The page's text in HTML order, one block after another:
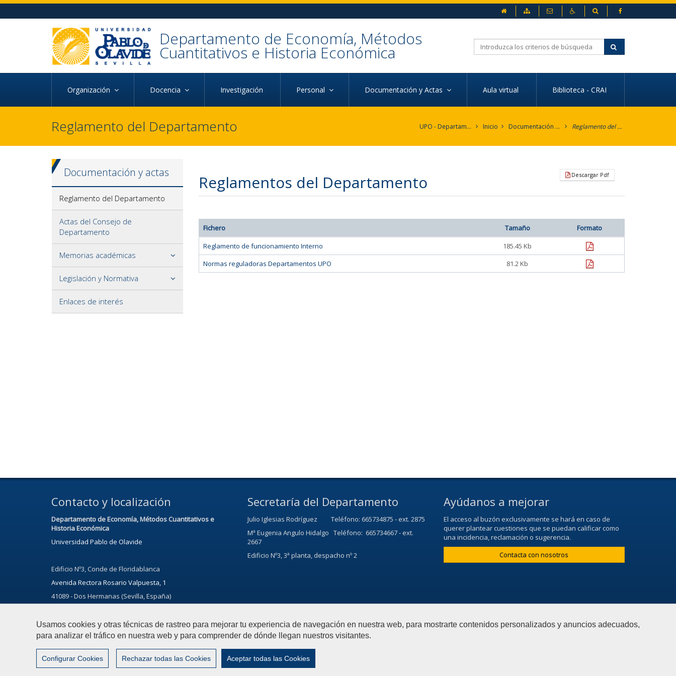
Usamos cookies y otras técnicas de rastreo para mejorar tu experiencia de navegación en nuestra web, para mostrarte contenidos personalizados y anuncios adecuados,
para analizar el tráfico en nuestra web y para comprender de dónde llegan nuestros visitantes.
Configurar Cookies Rechazar todas las Cookies Aceptar todas las Cookies
Ir al contenido principal de la página (alt + s)
Ir al pie de la página (alt + p)
Ir al menú principal (alt + u)
Mapa web Contacto AccesibilidadBuscador
Departamento de Economía, Métodos
Cuantitativos e Historia Económica
Organización Docencia Investigación Personal Documentación y Actas Aula virtual Biblioteca - CRAI
Reglamento del Departamento UPO - Departamento de Economía, Métodos Cuantitativos e Historia Económica Inicio Documentación y actas Reglamento del Departamento
Documentación y actas
Reglamento del Departamento
Actas del Consejo de
Departamento
Memorias académicas
Legislación y Normativa
Enlaces de interés
Descargar Pdf
Reglamentos del Departamento
Fichero Tamaño
Formato
Reglamento de funcionamiento Interno
185.45 Kb
pdf
Normas reguladoras Departamentos UPO
81.2 Kb pdf
Contacto y localización
Departamento de Economía, Métodos Cuantitativos e
Historia Económica
Universidad Pablo de Olavide
Edificio Nº3, Conde de Floridablanca
Avenida Rectora Rosario Valpuesta, 1
41089 - Dos Hermanas (Sevilla, España)
Secretaría del Departamento
Julio Iglesias Rodríguez Teléfono: 665734875 - ext. 2875
Mª Eugenia Angulo Hidalgo Teléfono: 665734667 - ext.
2667
Edificio Nº3, 3ª planta, despacho nº 2
Ayúdanos a mejorar
El acceso al buzón exclusivamente se hará en caso de
querer plantear cuestiones que se puedan calificar como
una incidencia, reclamación o sugerencia.
Contacta con nosotros
© 2021 Universidad Pablo de Olavide - Departamento de Economía, Métodos Cuantitativos e Historia Económica
Configurar cookies